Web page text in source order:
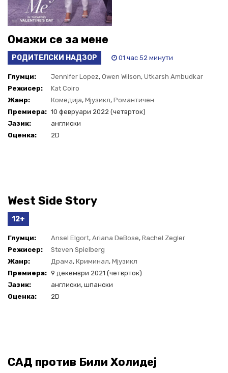
Омажи се за мене
РОДИТЕЛСКИ НАДЗОР 01 час 52 минути
Глумци: Jennifer Lopez, Owen Wilson, Utkarsh Ambudkar
Режисер:
Kat Coiro
Жанр:
Комедија, Мјузикл, Романтичен
Премиера: 10 февруари 2022 (четврток)
Јазик:
англиски
Оценка:
2D
West Side Story
12+
Глумци: Ansel Elgort, Ariana DeBose, Rachel Zegler
Режисер:
Steven Spielberg
Жанр:
Драма, Криминал, Мјузикл
Премиера: 9 декември 2021 (четврток)
Јазик:
англиски, шпански
Оценка:
2D
САД против Били Холидеј